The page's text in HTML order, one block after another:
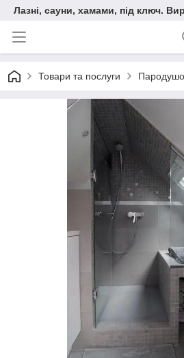
Лазні, сауни, хамами, під ключ.
Товари та послуги